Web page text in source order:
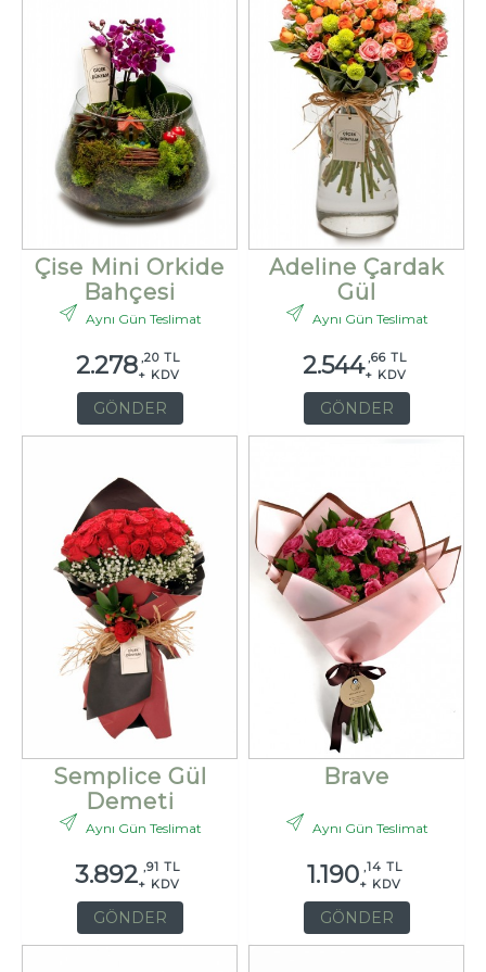
Çise Mini Orkide
Bahçesi
Aynı Gün Teslimat
2.278 ,20 TL
+ KDV
GÖNDER
Adeline Çardak
Gül
Aynı Gün Teslimat
2.544 ,66 TL
+ KDV
GÖNDER
Semplice Gül
Demeti
Aynı Gün Teslimat
3.892 ,91 TL
+ KDV
GÖNDER
Brave
Aynı Gün Teslimat
1.190 ,14 TL
+ KDV
GÖNDER